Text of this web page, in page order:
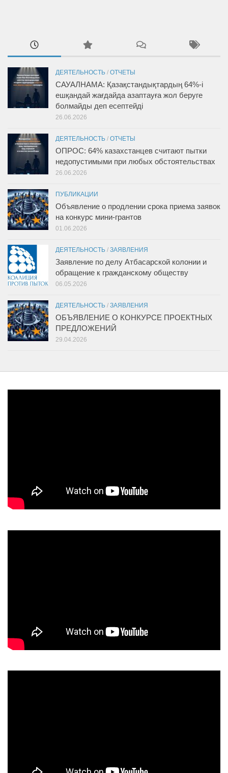
ДЕЯТЕЛЬНОСТЬ / ОТЧЕТЫ
САУАЛНАМА: Қазақстандықтардың 64%-і
ешқандай жағдайда азаптауға жол беруге
болмайды деп есептейді
26.06.2026
ДЕЯТЕЛЬНОСТЬ / ОТЧЕТЫ
ОПРОС: 64% казахстанцев считают пытки
недопустимыми при любых обстоятельствах
26.06.2026
ПУБЛИКАЦИИ
Объявление о продлении срока приема заявок
на конкурс мини-грантов
01.06.2026
ДЕЯТЕЛЬНОСТЬ / ЗАЯВЛЕНИЯ
Заявление по делу Атбасарской колонии и
обращение к гражданскому обществу
06.05.2026
ДЕЯТЕЛЬНОСТЬ / ЗАЯВЛЕНИЯ
ОБЪЯВЛЕНИЕ О КОНКУРСЕ ПРОЕКТНЫХ
ПРЕДЛОЖЕНИЙ
29.04.2026